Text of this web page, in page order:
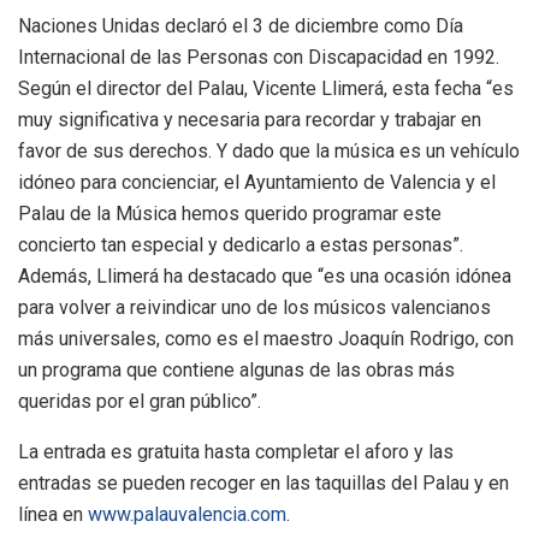
Naciones Unidas declaró el 3 de diciembre como Día
Internacional de las Personas con Discapacidad en 1992.
Según el director del Palau, Vicente Llimerá, esta fecha “es
muy significativa y necesaria para recordar y trabajar en
favor de sus derechos. Y dado que la música es un vehículo
idóneo para concienciar, el Ayuntamiento de Valencia y el
Palau de la Música hemos querido programar este
concierto tan especial y dedicarlo a estas personas”.
Además, Llimerá ha destacado que “es una ocasión idónea
para volver a reivindicar uno de los músicos valencianos
más universales, como es el maestro Joaquín Rodrigo, con
un programa que contiene algunas de las obras más
queridas por el gran público”.
La entrada es gratuita hasta completar el aforo y las
entradas se pueden recoger en las taquillas del Palau y en
línea en www.palauvalencia.com.